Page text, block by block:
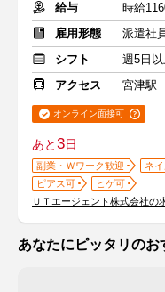
給与
時給
雇用形態
派遣社
シフト
週5日
アクセス
宮津駅
オンライン面接可
あと3日
副業・Ｗワーク歓迎 ネ
ピアス可
ヒゲ可
ＵＴエージェント株式会社の
あなたにピッタリのお